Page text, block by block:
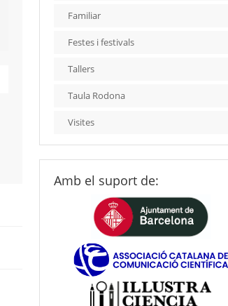
Familiar
Festes i festivals
Tallers
Taula Rodona
Visites
Amb el suport de: